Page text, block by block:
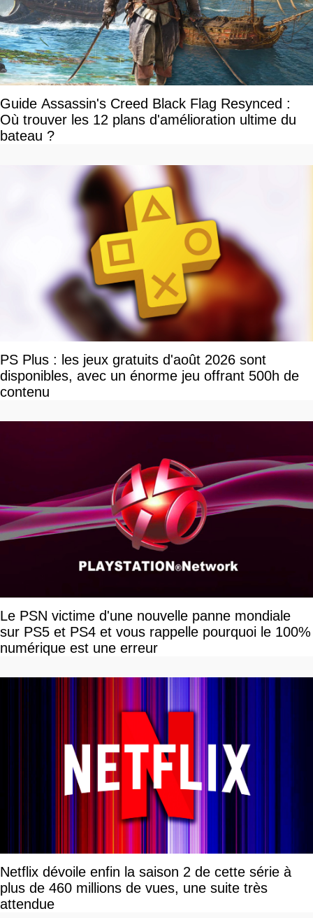
Guide Assassin's Creed Black Flag Resynced :
Où trouver les 12 plans d'amélioration ultime du
bateau ?
PS Plus : les jeux gratuits d'août 2026 sont
disponibles, avec un énorme jeu offrant 500h de
contenu
Le PSN victime d'une nouvelle panne mondiale
sur PS5 et PS4 et vous rappelle pourquoi le 100%
numérique est une erreur
Netflix dévoile enfin la saison 2 de cette série à
plus de 460 millions de vues, une suite très
attendue